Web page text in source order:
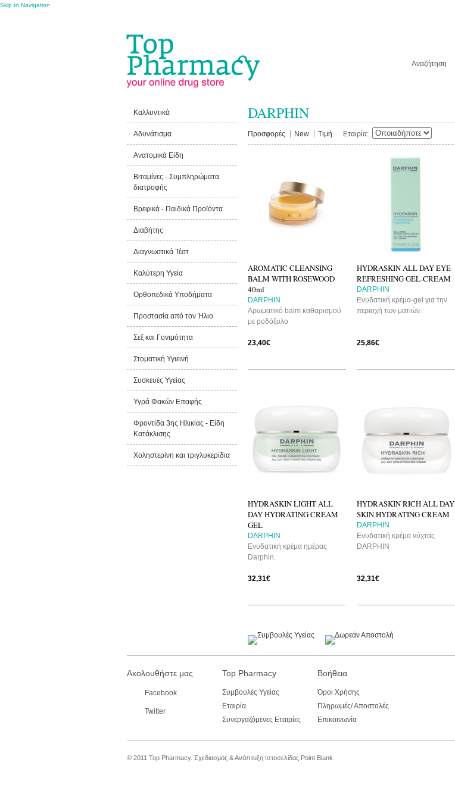
Skip to Navigation
DARPHIN
Προσφορές New Tιμή Εταιρία:
AROMATIC CLEANSING
BALM WITH ROSEWOOD
40ml
DARPHIN
Αρωματικό balm καθαρισμού
με ροδόξυλο
23,40€
HYDRASKIN ALL DAY EYE
REFRESHING GEL-CREAM
DARPHIN
Ενυδατική κρέμα-gel για την
περιοχή των ματιών.
25,86€
HYDRASKIN LIGHT ALL
DAY HYDRATING CREAM
GEL
DARPHIN
Ενυδατική κρέμα ημέρας
Darphin.
32,31€
HYDRASKIN RICH ALL DAY
SKIN HYDRATING CREAM
DARPHIN
Ενυδατική κρέμα νύχτας
DARPHIN
32,31€
Καλλυντικά
Αδυνάτισμα
Ανατομικά Είδη
Βιταμίνες - Συμπληρώματα
διατροφής
Βρεφικά - Παιδικά Προϊόντα
Διαβήτης
Διαγνωστικά Τέστ
Καλύτερη Υγεία
Ορθοπεδικά Υποδήματα
Προστασία από τον Ήλιο
Σεξ και Γονιμότητα
Στοματική Υγιεινή
Συσκευές Υγείας
Υγρά Φακών Επαφής
Φροντίδα 3ης Ηλικίας - Είδη
Κατάκλισης
Χοληστερίνη και τριγλυκερίδια
Ακολουθήστε μας
Facebook
Twitter
Top Pharmacy
Συμβουλές Υγείας
Εταιρία
Συνεργαζόμενες Εταιρίες
Βοήθεια
Όροι Χρήσης
Πληρωμές/ Αποστολές
Επικοινωνία
© 2011 Top Pharmacy. Σχεδιασμός & Ανάπτυξη Ιστοσελίδας Point Blank